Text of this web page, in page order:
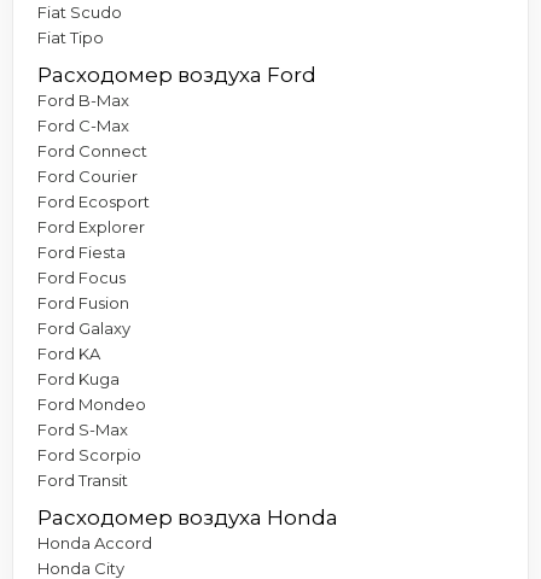
Fiat Scudo
Fiat Tipo
Расходомер воздуха Ford
Ford B-Max
Ford C-Max
Ford Connect
Ford Courier
Ford Ecosport
Ford Explorer
Ford Fiesta
Ford Focus
Ford Fusion
Ford Galaxy
Ford KA
Ford Kuga
Ford Mondeo
Ford S-Max
Ford Scorpio
Ford Transit
Расходомер воздуха Honda
Honda Accord
Honda City